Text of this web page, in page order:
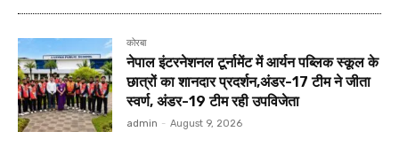
कोरबा
नेपाल इंटरनेशनल टूर्नामेंट में आर्यन पब्लिक स्कूल के
छात्रों का शानदार प्रदर्शन,अंडर-17 टीम ने जीता
स्वर्ण, अंडर-19 टीम रही उपविजेता
admin - August 9, 2026